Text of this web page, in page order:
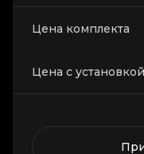
Цена комплекта
Цена с установкой